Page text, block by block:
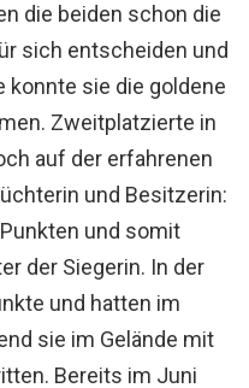
die beiden schon die
sich entscheiden und
konnte sie die goldene
Zweitplatzierte in
auf der erfahrenen
und Besitzerin:
und somit
der Siegerin. In der
und hatten im
sie im Gelände mit
Bereits im Juni